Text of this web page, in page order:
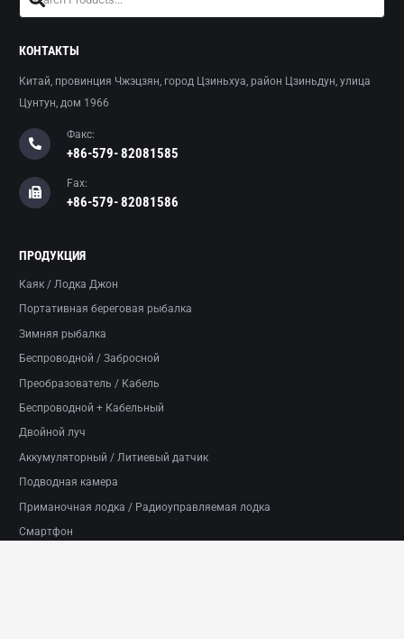
КОНТАКТЫ
Китай, провинция Чжэцзян, город Цзиньхуа, район Цзиньдун, улица
Цунтун, дом 1966
Факс:
+86-579- 82081585
Fax:
+86-579- 82081586
ПРОДУКЦИЯ
Каяк / Лодка Джон
Портативная береговая рыбалка
Зимняя рыбалка
Беспроводной / Забросной
Преобразователь / Кабель
Беспроводной + Кабельный
Двойной луч
Аккумуляторный / Литиевый датчик
Подводная камера
Приманочная лодка / Радиоуправляемая лодка
Смартфон